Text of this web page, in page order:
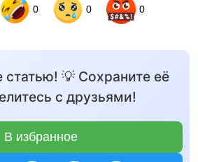
0 0 0
статью! 💡 Сохраните её
с друзьями!
В избранное